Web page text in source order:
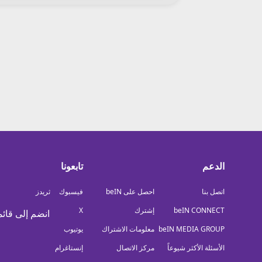
الدعم
اتصل بنا
beIN CONNECT
beIN MEDIA GROUP
الأسئلة الأكثر شيوعاً
احصل على beIN
إشترك
معلومات الاشتراك
مركز الاتصال
تابعونا
فيسبوك
X
يوتيوب
إنستاغرام
ثريدز
انضم إلى